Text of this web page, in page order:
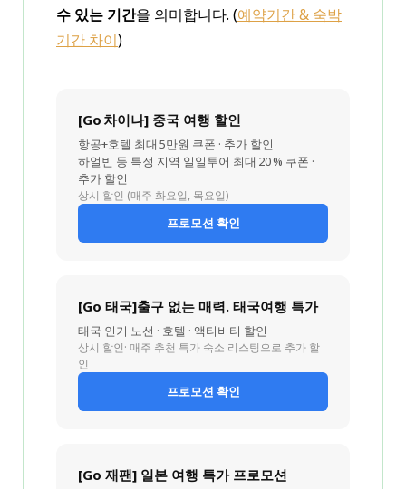
수 있는 기간을 의미합니다. (예약기간 & 숙박
기간 차이)
[Go 차이나] 중국 여행 할인
항공+호텔 최대 5만원 쿠폰 · 추가 할인
하얼빈 등 특정 지역 일일투어 최대 20 % 쿠폰 ·
추가 할인
상시 할인 (매주 화요일, 목요일)
프로모션 확인
[Go 태국]출구 없는 매력. 태국여행 특가
태국 인기 노선 · 호텔 · 액티비티 할인
상시 할인· 매주 추천 특가 숙소 리스팅으로 추가 할
인
프로모션 확인
[Go 재팬] 일본 여행 특가 프로모션